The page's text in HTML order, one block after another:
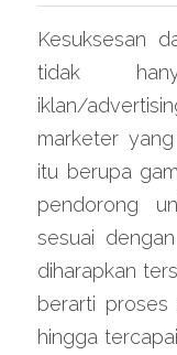
Kesuksesan
tidak
iklan/
marketer
itu berupa
pendorong
sesuai
diharapkan
berarti
hingga